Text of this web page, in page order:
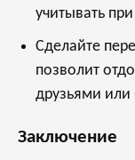
учитывать
Сделайте
позволит
друзьями
Заключение